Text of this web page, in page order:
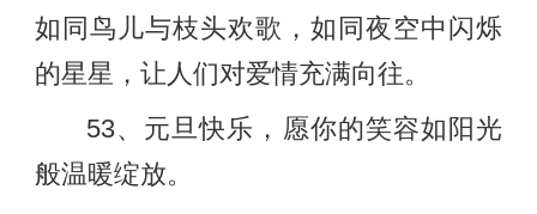
如同鸟儿与枝头欢歌，如同夜空中闪烁
的星星，让人们对爱情充满向往。
53、元旦快乐，愿你的笑容如阳光
般温暖绽放。